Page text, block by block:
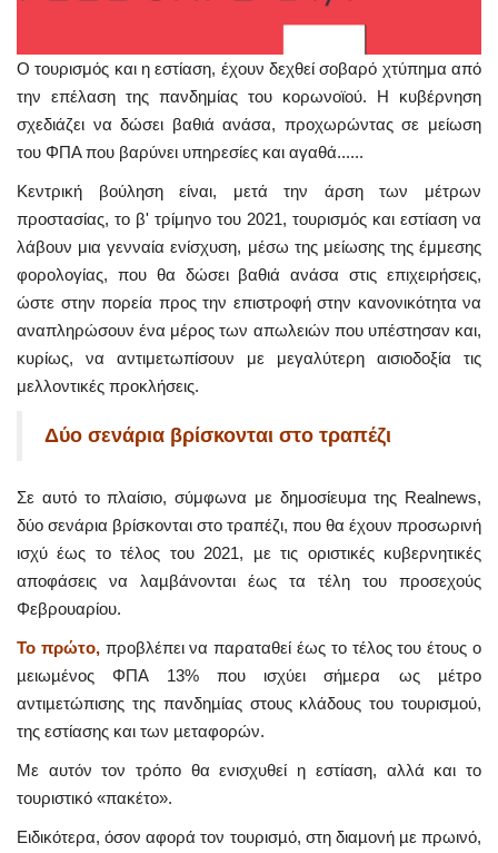
Ο τουρισμός και η εστίαση, έχουν δεχθεί σοβαρό χτύπημα από
την επέλαση της πανδημίας του κορωνοϊού. Η κυβέρνηση
σχεδιάζει να δώσει βαθιά ανάσα, προχωρώντας σε μείωση
του ΦΠΑ που βαρύνει υπηρεσίες και αγαθά......
Κεντρική βούληση είναι, μετά την άρση των μέτρων
προστασίας, το β' τρίμηνο του 2021, τουρισμός και εστίαση να
λάβουν μια γενναία ενίσχυση, μέσω της μείωσης της έμμεσης
φορολογίας, που θα δώσει βαθιά ανάσα στις επιχειρήσεις,
ώστε στην πορεία προς την επιστροφή στην κανονικότητα να
αναπληρώσουν ένα μέρος των απωλειών που υπέστησαν και,
κυρίως, να αντιμετωπίσουν με μεγαλύτερη αισιοδοξία τις
μελλοντικές προκλήσεις.
Δύο σενάρια βρίσκονται στο τραπέζι
Σε αυτό το πλαίσιο, σύμφωνα με δημοσίευμα της Realnews,
δύο σενάρια βρίσκονται στο τραπέζι, που θα έχουν προσωρινή
ισχύ έως το τέλος του 2021, µε τις οριστικές κυβερνητικές
αποφάσεις να λαµβάνονται έως τα τέλη του προσεχούς
Φεβρουαρίου.
Το πρώτο,προβλέπει να παραταθεί έως το τέλος του έτους ο
µειωµένος ΦΠΑ 13% που ισχύει σήµερα ως µέτρο
αντιµετώπισης της πανδηµίας στους κλάδους του τουρισµού,
της εστίασης και των µεταφορών.
Με αυτόν τoν τρόπο θα ενισχυθεί η εστίαση, αλλά και το
τουριστικό «πακέτο».
Ειδικότερα, όσον αφορά τον τουρισµό, στη διαµονή µε πρωινό,